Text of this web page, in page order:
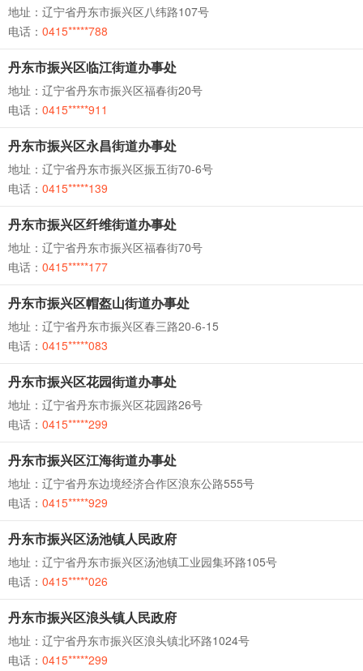
地址：辽宁省丹东市振兴区八纬路107号
电话： 0415*****788
丹东市振兴区临江街道办事处
地址：辽宁省丹东市振兴区福春街20号
电话： 0415*****911
丹东市振兴区永昌街道办事处
地址：辽宁省丹东市振兴区振五街70-6号
电话： 0415*****139
丹东市振兴区纤维街道办事处
地址：辽宁省丹东市振兴区福春街70号
电话： 0415*****177
丹东市振兴区帽盔山街道办事处
地址：辽宁省丹东市振兴区春三路20-6-15
电话： 0415*****083
丹东市振兴区花园街道办事处
地址：辽宁省丹东市振兴区花园路26号
电话： 0415*****299
丹东市振兴区江海街道办事处
地址：辽宁省丹东边境经济合作区浪东公路555号
电话： 0415*****929
丹东市振兴区汤池镇人民政府
地址：辽宁省丹东市振兴区汤池镇工业园集环路105号
电话： 0415*****026
丹东市振兴区浪头镇人民政府
地址：辽宁省丹东市振兴区浪头镇北环路1024号
电话： 0415*****299